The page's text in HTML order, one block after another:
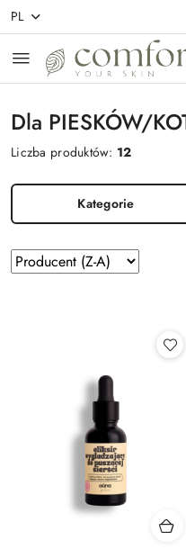
Przejdź do treści
Przejdź do
Przejdź do moje konto
Przejdź do menu
Przejdź do stopki
PL
Dla PIESKÓW/
Liczba produktów: 12
Kategorie
Zastosowano
sortowanie:
Sortuj
według